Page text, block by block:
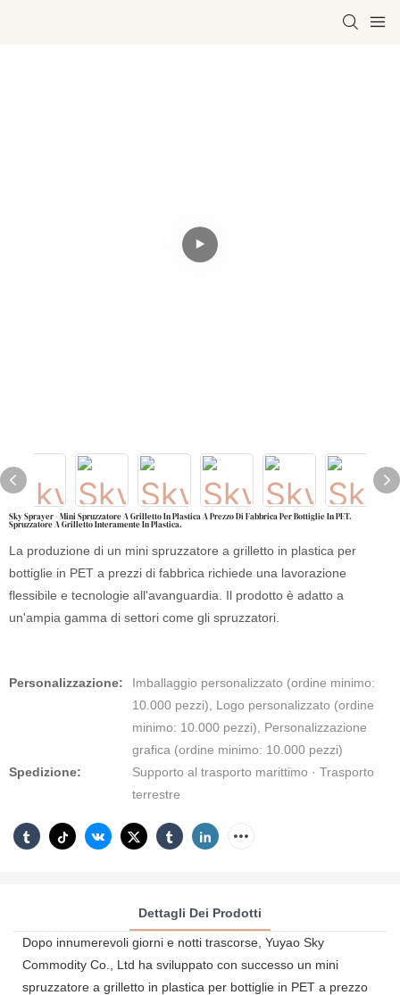
Sky Sprayer - Mini Spruzzatore A Grilletto In Plastica A Prezzo Di Fabbrica Per Bottiglie In PET.
Spruzzatore A Grilletto Interamente In Plastica.
La produzione di un mini spruzzatore a grilletto in plastica per
bottiglie in PET a prezzi di fabbrica richiede una lavorazione
flessibile e tecnologie all'avanguardia. Il prodotto è adatto a
un'ampia gamma di settori come gli spruzzatori.
Personalizzazione:
Imballaggio personalizzato (ordine minimo:
10.000 pezzi), Logo personalizzato (ordine
minimo: 10.000 pezzi), Personalizzazione
grafica (ordine minimo: 10.000 pezzi)
Spedizione:
Supporto al trasporto marittimo · Trasporto
terrestre
Dettagli Dei Prodotti
Dopo innumerevoli giorni e notti trascorse, Yuyao Sky
Commodity Co., Ltd ha sviluppato con successo un mini
spruzzatore a grilletto in plastica per bottiglie in PET a prezzo